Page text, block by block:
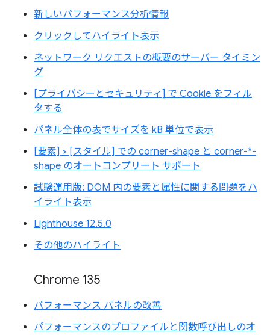
新しいパフォーマンス分析情報
クリックしてハイライト表示
ネットワーク リクエストの概要のサーバー タイミン
グ
[プライバシーとセキュリティ] で Cookie をフィル
タする
パネル全体の表でサイズを kB 単位で表示
[要素] > [スタイル] での corner-shape と corner-*-
shape のオートコンプリート サポート
試験運用版: DOM 内の要素と属性に関する問題をハ
イライト表示
Lighthouse 12.5.0
その他のハイライト
Chrome 135
パフォーマンス パネルの改善
パフォーマンスのプロファイルと関数呼び出しのオ